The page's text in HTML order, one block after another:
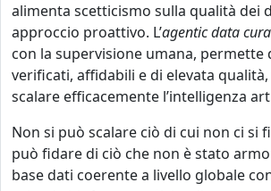
alimenta scetticismo sulla qualità dei
approccio proattivo. L’agentic data
con la supervisione umana, permette
verificati, affidabili e di elevata
scalare efficacemente l’intelligenza
Non si può scalare ciò di cui non ci si
può fidare di ciò che non è stato
base dati coerente a livello globale